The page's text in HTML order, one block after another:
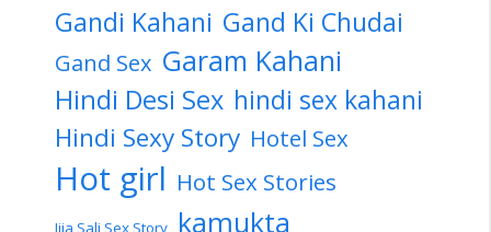
Gandi Kahani Gand Ki Chudai
Gand Sex Garam Kahani
Hindi Desi Sex hindi sex kahani
Hindi Sexy Story Hotel Sex
Hot girl Hot Sex Stories
Jija Sali Sex Story kamukta